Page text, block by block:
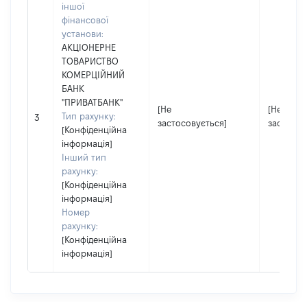
3
іншої
фінансової
установи:
АКЦІОНЕРНЕ
ТОВАРИСТВО
КОМЕРЦІЙНИЙ
БАНК
"ПРИВАТБАНК"
Тип рахунку:
[Конфіденційна
інформація]
Інший тип
рахунку:
[Конфіденційна
інформація]
Номер
рахунку:
[Конфіденційна
інформація]
[Не
застосовується]
[Не